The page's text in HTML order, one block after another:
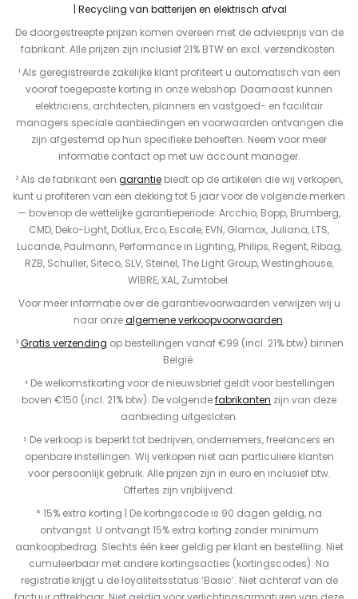
Recycling van batterijen en elektrisch afval
De doorgestreepte prijzen komen overeen met de adviesprijs van de
fabrikant. Alle prijzen zijn inclusief 21% BTW en excl. verzendkosten.
¹ Als geregistreerde zakelijke klant profiteert u automatisch van een
vooraf toegepaste korting in onze webshop. Daarnaast kunnen
elektriciens, architecten, planners en vastgoed- en facilitair
managers speciale aanbiedingen en voorwaarden ontvangen die
zijn afgestemd op hun specifieke behoeften. Neem voor meer
informatie contact op met uw account manager.
² Als de fabrikant een garantiebiedt op de artikelen die wij verkopen,
kunt u profiteren van een dekking tot 5 jaar voor de volgende merken
— bovenop de wettelijke garantieperiode: Arcchio, Bopp, Brumberg,
CMD, Deko-Light, Dotlux, Erco, Escale, EVN, Glamox, Juliana, LTS,
Lucande, Paulmann, Performance in Lighting, Philips, Regent, Ribag,
RZB, Schuller, Siteco, SLV, Steinel, The Light Group, Westinghouse,
WIBRE, XAL, Zumtobel.
Voor meer informatie over de garantievoorwaarden verwijzen wij u
naar onzealgemene verkoopvoorwaarden.
³Gratis verzending op bestellingen vanaf €99 (incl. 21% btw) binnen
België.
⁴ De welkomstkorting voor de nieuwsbrief geldt voor bestellingen
boven €150 (incl. 21% btw). De volgendefabrikanten zijn van deze
aanbieding uitgesloten.
⁵ De verkoop is beperkt tot bedrijven, ondernemers, freelancers en
openbare instellingen. Wij verkopen niet aan particuliere klanten
voor persoonlijk gebruik. Alle prijzen zijn in euro en inclusief btw.
Offertes zijn vrijblijvend.
* 15% extra korting | De kortingscode is 90 dagen geldig, na
ontvangst. U ontvangt 15% extra korting zonder minimum
aankoopbedrag. Slechts één keer geldig per klant en bestelling. Niet
cumuleerbaar met andere kortingsacties (kortingscodes). Na
registratie krijgt u de loyaliteitsstatus ‘Basic’. Niet achteraf van de